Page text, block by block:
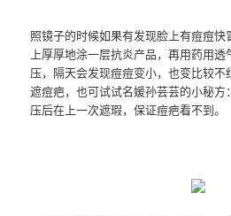
照镜子的时候如果有发现脸上有痘痘
上厚厚地涂一层抗炎产品，再用药用
压，隔天会发现痘痘变小，也变比较
遮痘疤，也可试试名媛孙芸芸的小秘
压后在上一次遮瑕，保证痘疤看不到。